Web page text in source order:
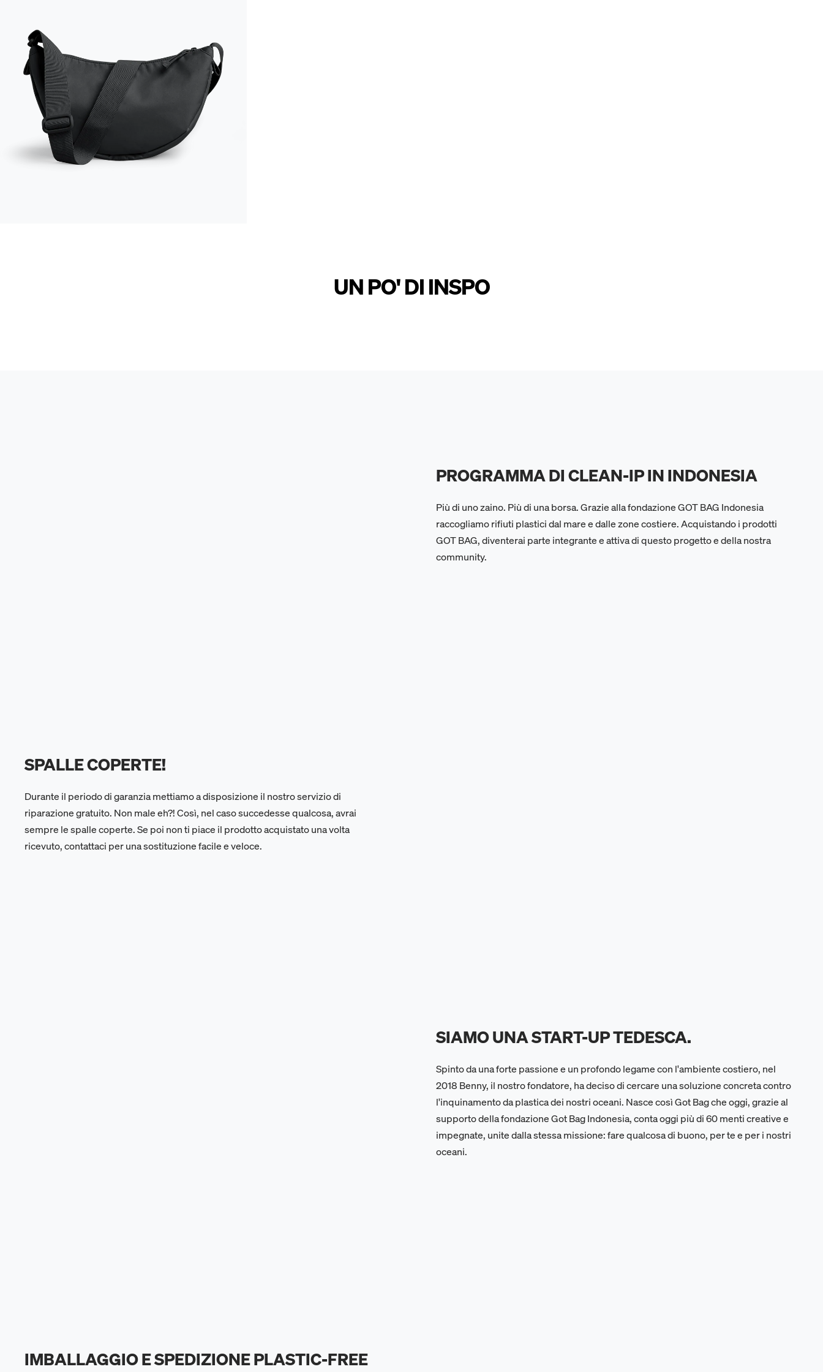
UN PO' DI INSPO
PROGRAMMA DI CLEAN-IP IN INDONESIA
Più di uno zaino. Più di una borsa. Grazie alla fondazione GOT BAG Indonesia
raccogliamo rifiuti plastici dal mare e dalle zone costiere. Acquistando i prodotti
GOT BAG, diventerai parte integrante e attiva di questo progetto e della nostra
community.
SPALLE COPERTE!
Durante il periodo di garanzia mettiamo a disposizione il nostro servizio di
riparazione gratuito. Non male eh?! Così, nel caso succedesse qualcosa, avrai
sempre le spalle coperte. Se poi non ti piace il prodotto acquistato una volta
ricevuto, contattaci per una sostituzione facile e veloce.
SIAMO UNA START-UP TEDESCA.
Spinto da una forte passione e un profondo legame con l'ambiente costiero, nel
2018 Benny, il nostro fondatore, ha deciso di cercare una soluzione concreta contro
l'inquinamento da plastica dei nostri oceani. Nasce così Got Bag che oggi, grazie al
supporto della fondazione Got Bag Indonesia, conta oggi più di 60 menti creative e
impegnate, unite dalla stessa missione: fare qualcosa di buono, per te e per i nostri
oceani.
IMBALLAGGIO E SPEDIZIONE PLASTIC-FREE